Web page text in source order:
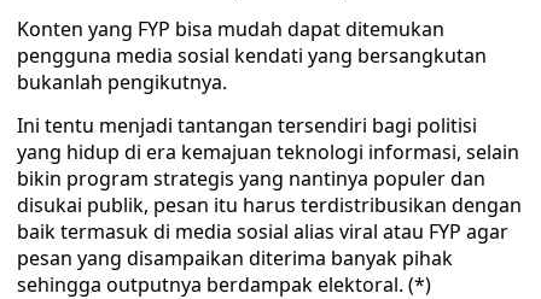
Konten yang FYP bisa mudah dapat ditemukan
pengguna media sosial kendati yang bersangkutan
bukanlah pengikutnya.
Ini tentu menjadi tantangan tersendiri bagi politisi
yang hidup di era kemajuan teknologi informasi, selain
bikin program strategis yang nantinya populer dan
disukai publik, pesan itu harus terdistribusikan dengan
baik termasuk di media sosial alias viral atau FYP agar
pesan yang disampaikan diterima banyak pihak
sehingga outputnya berdampak elektoral. (*)